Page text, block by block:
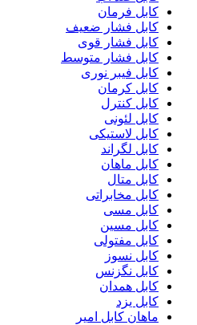
کابل فرمان
کابل فشار ضعیف
کابل فشار قوی
کابل فشار متوسط
کابل فیبر نوری
کابل کرمان
کابل کنترل
کابل لئونی
کابل لاستیکی
کابل لگراند
کابل ماهان
کابل متال
کابل مخابراتی
کابل مسی
کابل مسین
کابل مفتولی
کابل نسوز
کابل نگزنس
کابل همدان
کابل یزد
ماهان کابل امیر